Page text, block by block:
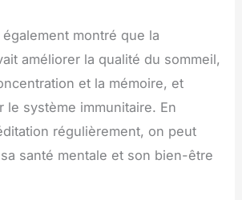
montré que la
améliorer la qualité du sommeil,
et la mémoire, et
le système immunitaire. En
régulièrement, on peut
santé mentale et son bien-être